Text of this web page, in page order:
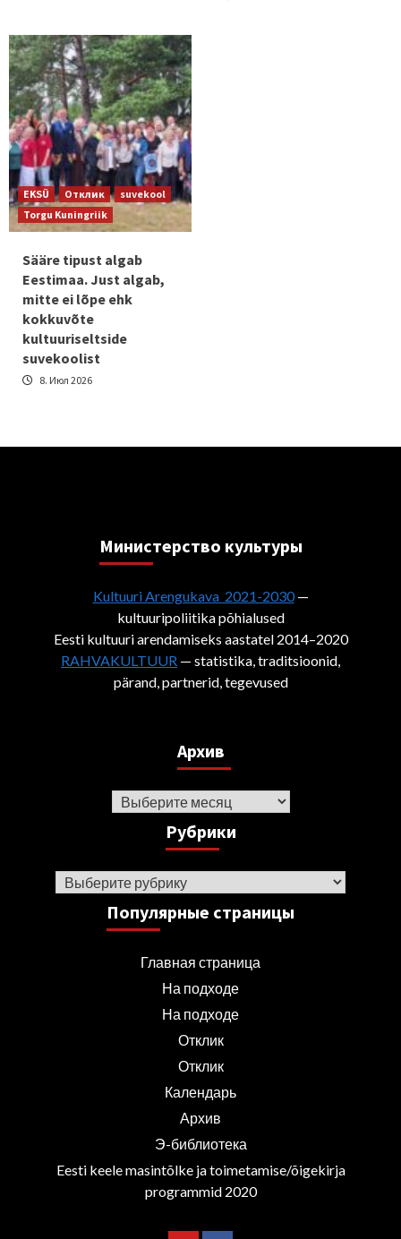
EKSÜ Отклик
suvekool
Torgu Kuningriik
Sääre tipust algab
Eestimaa. Just algab,
mitte ei lõpe ehk
kokkuvõte
kultuuriseltside
suvekoolist
8. Июл 2026
Министерствo культуры
Kultuuri Arengukava 2021-2030—
kultuuripoliitika põhialused
Eesti kultuuri arendamiseks aastatel 2014–2020
RAHVAKULTUUR — statistika, traditsioonid,
pärand, partnerid, tegevused
Архив
Архив
Рубрики
Рубрики
Популярные страницы
Главная страница
На подходе
На подходе
Отклик
Отклик
Календарь
Архив
Э-библиотека
Eesti keele masintõlke ja toimetamise/õigekirja
programmid 2020